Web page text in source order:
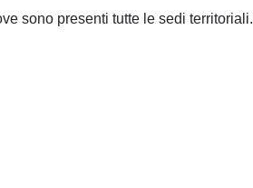
sono presenti tutte le sedi territoriali.